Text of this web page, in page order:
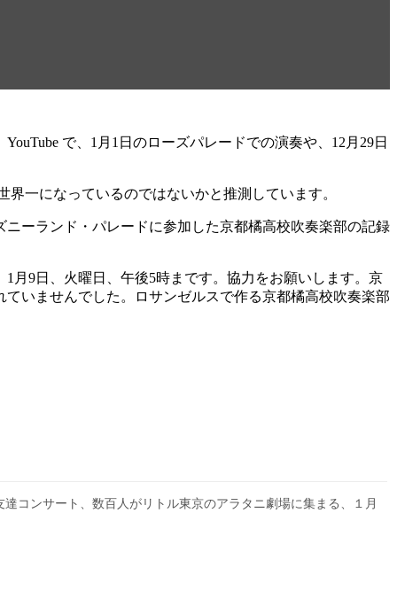
で、1月1日のローズパレードでの演奏や、12月29日
一になっているのではないかと推測しています。
ーランド・パレードに参加した京都橘高校吹奏楽部の記録
月9日、火曜日、午後5時まです。協力をお願いします。京
いませんでした。ロサンゼルスで作る京都橘高校吹奏楽部
達コンサート、数百人がリトル東京のアラタニ劇場に集まる、１月